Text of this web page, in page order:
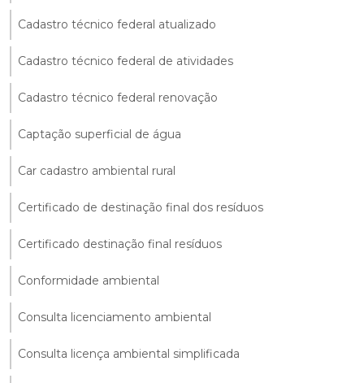
Cadastro técnico federal atualizado
Cadastro técnico federal de atividades
Cadastro técnico federal renovação
Captação superficial de água
Car cadastro ambiental rural
Certificado de destinação final dos resíduos
Certificado destinação final resíduos
Conformidade ambiental
Consulta licenciamento ambiental
Consulta licença ambiental simplificada